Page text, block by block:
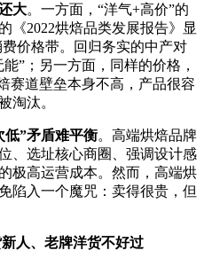
大。一方面，“洋气+高价”的
《2022烘焙品类发展报告》显
价格带。回归务实的中产对
”；另一方面，同样的价格，
赛道壁垒本身不高，产品很容
淘汰。
低”矛盾难平衡。高端烘焙品牌
、选址核心商圈、强调设计感
极高运营成本。然而，高端烘
陷入一个魔咒：卖得很贵，但
新人、老牌洋货不好过